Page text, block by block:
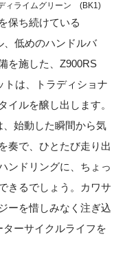
ィライムグリーン (BK1)
保ち続けている
、低めのハンドルバ
を施した、Z900RS
トは、トラディショナ
イルを醸し出します。
始動した瞬間から気
奏で、ひとたび走り出
ンドリングに、ちょっ
きるでしょう。カワサ
ーを惜しみなく注ぎ込
ーサイクルライフを